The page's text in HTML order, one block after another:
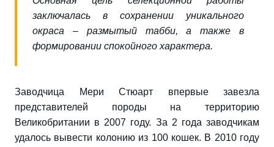
заключалась в сохранении уникального
окраса – размытый табби, а также в
формировании спокойного характера.
Заводчица Мери Стюарт впервые завезла
представителей породы на территорию
Великобритании в 2007 году. За 2 года заводчикам
удалось вывести колонию из 100 кошек. В 2010 году